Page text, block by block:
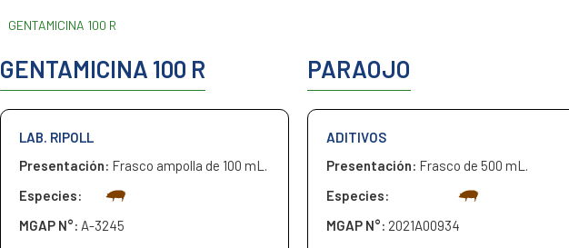
GENTAMICINA 100 R
GENTAMICINA 100 R
LAB. RIPOLL
Presentación: Frasco ampolla de 100 mL.
Especies:
MGAP N°: A-3245
PARAOJO
ADITIVOS
Presentación: Frasco de 500 mL.
Especies:
MGAP N°: 2021A00934